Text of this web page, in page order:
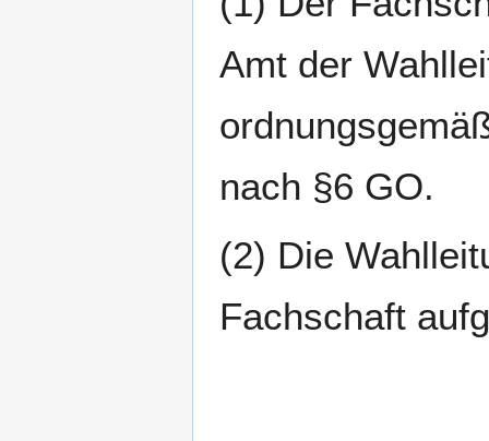
Amt der
nach §6 GO.
(2) Die
Fachschaft